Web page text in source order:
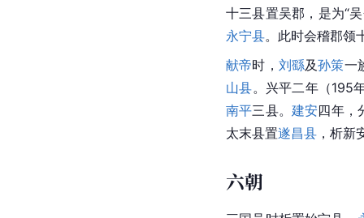
十三县置吴郡，是为“
永宁县。此时会稽郡领
献帝时， 刘繇及孙策一
山县。兴平二年（195
南平三县。建安四年，
太末县置遂昌县 ，析新
六朝